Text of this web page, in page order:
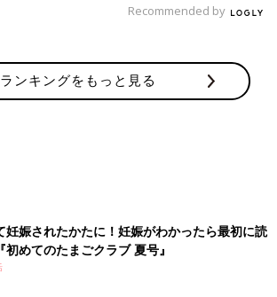
Recommended by
ランキングをもっと見る
妊娠されたかたに！妊娠がわかったら最初に読
初めてのたまごクラブ 夏号』